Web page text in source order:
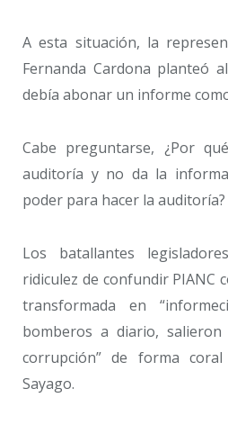
A esta situación, la
Fernanda Cardona planteó
debía abonar un informe
Cabe preguntarse, ¿Por
auditoría y no da la
poder para hacer la auditoría?
Los batallantes
ridiculez de confundir PIANC
transformada en
bomberos a diario,
corrupción” de forma
Sayago.